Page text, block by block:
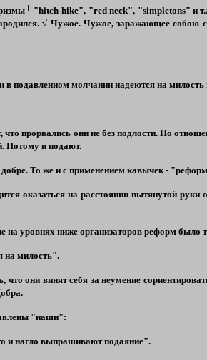
"hitch-hike", "red neck", "simpletons" и
√ Чужое. Чужое, заражающее собою
подавленном молчании надеются на
прорвались они не без подлости. По
Потому и подают.
То же и с применением кавычек -
оказаться на расстоянии вытянутой руки
уровнях ниже организаторов реформ было
на милость".
что они винят себя за неумение
"наши":
и нагло выпрашивают подаяние".